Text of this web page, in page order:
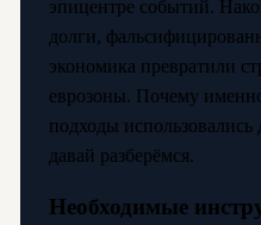
эпицентре событий.
долги,
экономика превратили
еврозоны. Почему
подходы
давай разберёмся.
Необходимые